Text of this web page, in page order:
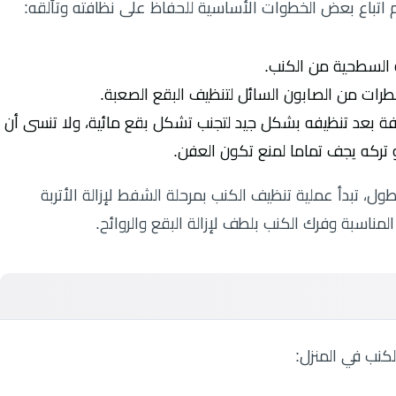
اتباع بعض الخطوات الأساسية للحفاظ على نظافته وتألقه:
السطحية من الكنب.
من الصابون السائل لتنظيف البقع الصعبة.
تنظيفه بشكل جيد لتجنب تشكل بقع مائية، ولا تنسى أن
يجف تماما لمنع تكون العفن.
تبدأ عملية تنظيف الكنب بمرحلة الشفط لإزالة الأتربة
وفرك الكنب بلطف لإزالة البقع والروائح.
في المنزل: